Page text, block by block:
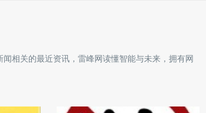
闻相关的最近资讯，雷峰网读懂智能与未来，拥有网